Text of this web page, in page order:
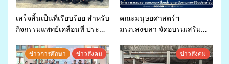
เสร็จสิ้นเป็นที่เรียบร้อย สำหรับ
กิจกรรมแพทย์เคลื่อนที่ ประจำ
สุขภาพแก่ประชาชนในพื้นที่
อำเภอจะนะ
คณะมนุษยศาสตร์ฯ
มรภ.สงขลา จัดอบรมเสริม
จ่ายงบกองทุนสุขภาพตำบล
รองรับการจัดบริการพาหนะรับ
ข่าวการศึกษา ข่าวสังคม ข่าวสังคม